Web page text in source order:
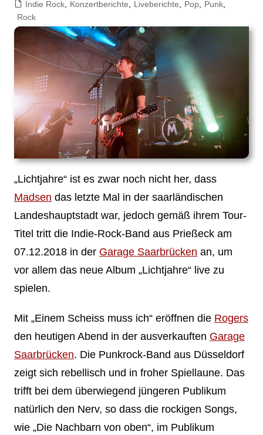
Indie Rock, Konzertberichte Liveberichte Pop, Punk,
Rock
„Lichtjahre“ ist es zwar noch nicht her, dass
Madsen das letzte Mal in der saarländischen
Landeshauptstadt war, jedoch gemäß ihrem Tour-
Titel tritt die Indie-Rock-Band aus Prießeck am
07.12.2018 in der Garage Saarbrücken an, um
vor allem das neue Album „Lichtjahre“ live zu
spielen.
Mit „Einem Scheiss muss ich“ eröffnen die Rogers
den heutigen Abend in der ausverkauften Garage
Saarbrücken. Die Punkrock-Band aus Düsseldorf
zeigt sich rebellisch und in froher Spiellaune. Das
trifft bei dem überwiegend jüngeren Publikum
natürlich den Nerv, so dass die rockigen Songs,
wie „Die Nachbarn von oben“, im Publikum